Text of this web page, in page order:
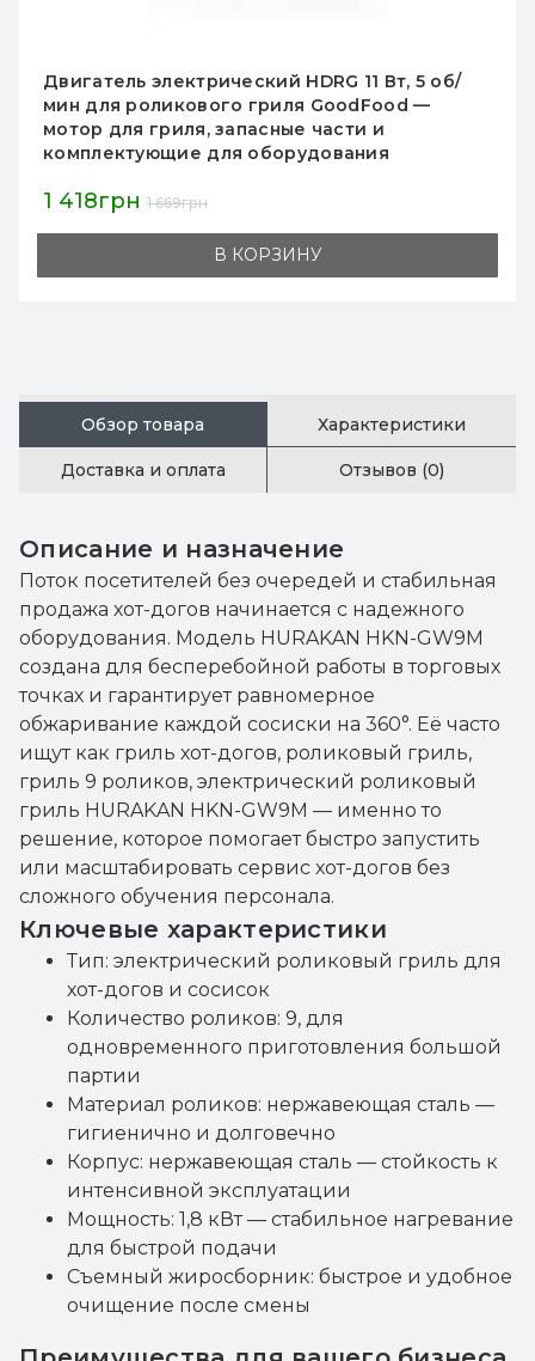
Двигатель электрический HDRG 11 Вт, 5 об/
мин для роликового гриля GoodFood —
мотор для гриля, запасные части и
комплектующие для оборудования
1 418грн 1 669грн
В КОРЗИНУ
Обзор товара Характеристики
Доставка и оплата Отзывов (0)
Описание и назначение
Поток посетителей без очередей и стабильная
продажа хот-догов начинается с надежного
оборудования. Модель HURAKAN HKN-GW9M
создана для бесперебойной работы в торговых
точках и гарантирует равномерное
обжаривание каждой сосиски на 360°. Её часто
ищут как гриль хот-догов, роликовый гриль,
гриль 9 роликов, электрический роликовый
гриль HURAKAN HKN-GW9M — именно то
решение, которое помогает быстро запустить
или масштабировать сервис хот-догов без
сложного обучения персонала.
Ключевые характеристики
Тип: электрический роликовый гриль для
хот-догов и сосисок
Количество роликов: 9, для
одновременного приготовления большой
партии
Материал роликов: нержавеющая сталь —
гигиенично и долговечно
Корпус: нержавеющая сталь — стойкость к
интенсивной эксплуатации
Мощность: 1,8 кВт — стабильное нагревание
для быстрой подачи
Съемный жиросборник: быстрое и удобное
очищение после смены